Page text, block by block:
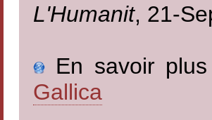
L'Humanit, 21-
En savoir
Gallica